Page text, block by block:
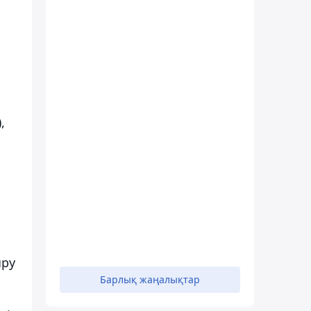
Барлық жаңалықтар